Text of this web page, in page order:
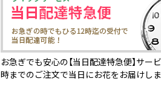
お急ぎでも安心の【当日配達特急便】サー
時までのご注文で当日にお花をお届けしま